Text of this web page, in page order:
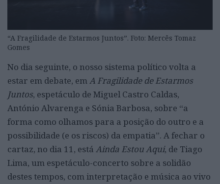
“A Fragilidade de Estarmos Juntos”. Foto: Mercês Tomaz
Gomes
No dia seguinte, o nosso sistema político volta a
estar em debate, emA Fragilidade de Estarmos
Juntos, espetáculo de Miguel Castro Caldas,
António Alvarenga e Sónia Barbosa, sobre “a
forma como olhamos para a posição do outro e a
possibilidade (e os riscos) da empatia”. A fechar o
cartaz, no dia 11, está Ainda Estou Aqui, de Tiago
Lima, um espetáculo-concerto sobre a solidão
destes tempos, com interpretação e música ao vivo